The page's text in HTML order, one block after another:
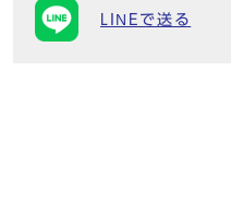
LINEで送る